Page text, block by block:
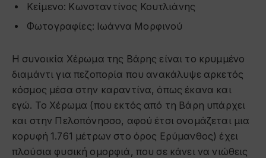
Κείμενο: Κωνσταντίνος Κουτλιάνης
Φωτογραφίες: Ιωάννα Μορφινού
Η συνοικία Χέρωμα της Βάρης είναι το κρυμμένο
διαμάντι για πεζοπορία που ανακάλυψε αρκετός
κόσμος μέσα στην καραντίνα, όπως έκανα και
εγώ. Το Χέρωμα (που εκτός από τη Βάρη υπάρχει
και στην Πελοπόνησσο, αφού έτσι ονομάζεται μια
κορυφή 1.761 μέτρων στο όρος Ερύμανθος) έχει
πλούσια φυσική ομορφιά, που σε κάνει να νιώθεις